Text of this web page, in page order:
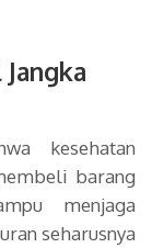
kesehatan
barang
menjaga
seharusnya